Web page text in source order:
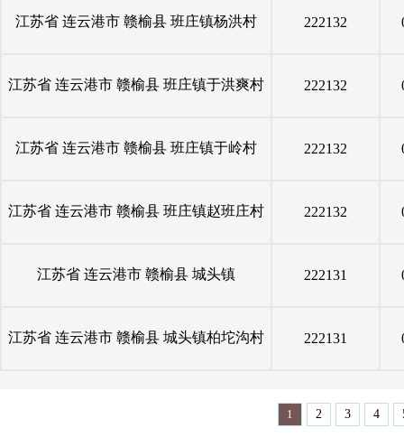
江苏省 连云港市 赣榆县 班庄镇杨洪村 222132
江苏省 连云港市 赣榆县 班庄镇于洪爽村 222132
江苏省 连云港市 赣榆县 班庄镇于岭村 222132
江苏省 连云港市 赣榆县 班庄镇赵班庄村 222132
江苏省 连云港市 赣榆县 城头镇 222131
江苏省 连云港市 赣榆县 城头镇柏坨沟村 222131
1 2 3 4